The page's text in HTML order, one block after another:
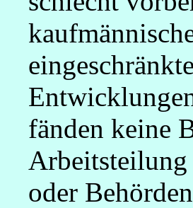
fänden keine
Arbeitsteilung
oder